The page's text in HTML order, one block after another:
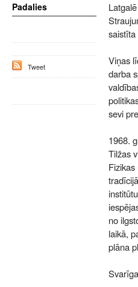
saistīta
Viņas
darba
sevi
1968.
Tilžas
no
laikā,
plāna
Padalies
Tweet